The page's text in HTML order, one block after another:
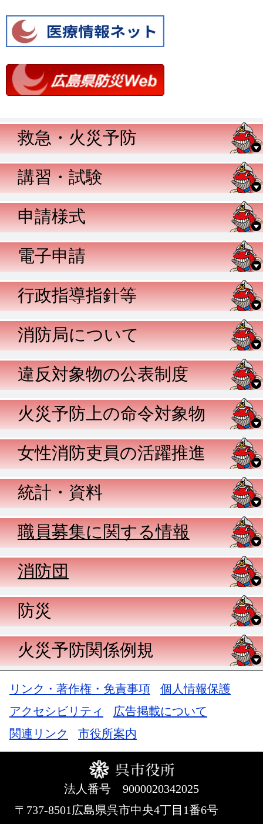
救急・火災予防
講習・試験
申請様式
電子申請
行政指導指針等
消防局について
違反対象物の公表制度
火災予防上の命令対象物
女性消防吏員の活躍推進
統計・資料
職員募集に関する情報
消防団
防災
火災予防関係例規
リンク・著作権・免責事項
個人情報保護
アクセシビリティ
広告掲載について
関連リンク
市役所案内
法人番号 9000020342025
〒737-8501 広島県呉市中央4丁目1番6号